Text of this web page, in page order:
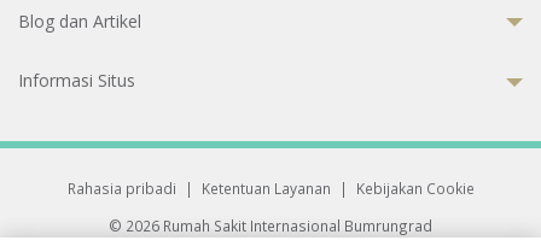
Blog dan Artikel
Informasi Situs
Rahasia pribadi | Ketentuan Layanan |
Kebijakan Cookie
© 2026 Rumah Sakit Internasional Bumrungrad